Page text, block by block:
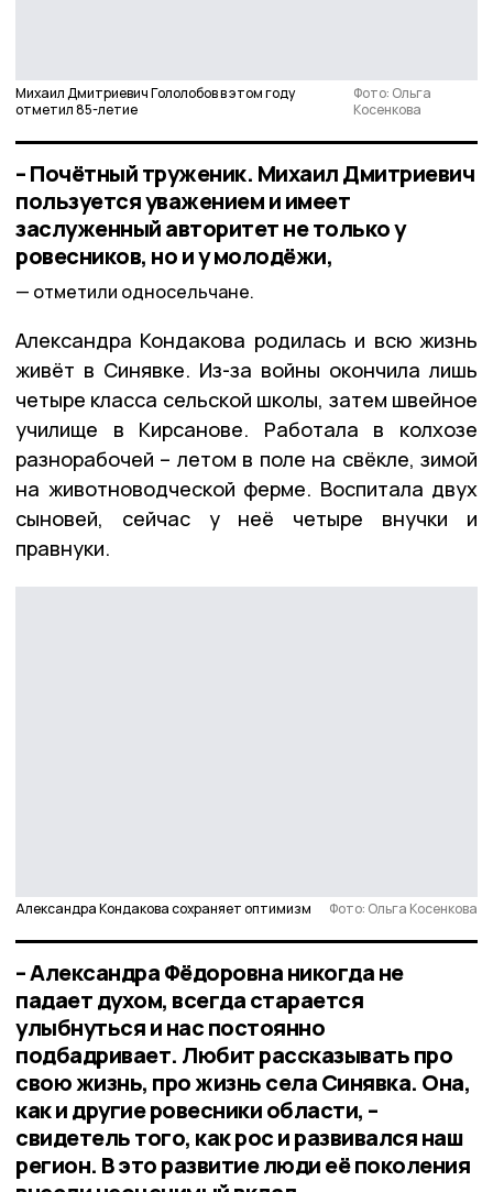
Михаил Дмитриевич Гололобов в этом году
отметил 85-летие
Фото: Ольга
Косенкова
– Почётный труженик. Михаил Дмитриевич
пользуется уважением и имеет
заслуженный авторитет не только у
ровесников, но и у молодёжи,
отметили односельчане.
Александра Кондакова родилась и всю жизнь
живёт в Синявке. Из-за войны окончила лишь
четыре класса сельской школы, затем швейное
училище в Кирсанове. Работала в колхозе
разнорабочей – летом в поле на свёкле, зимой
на животноводческой ферме. Воспитала двух
сыновей, сейчас у неё четыре внучки и
правнуки.
Александра Кондакова сохраняет оптимизм Фото: Ольга Косенкова
– Александра Фёдоровна никогда не
падает духом, всегда старается
улыбнуться и нас постоянно
подбадривает. Любит рассказывать про
свою жизнь, про жизнь села Синявка. Она,
как и другие ровесники области, –
свидетель того, как рос и развивался наш
регион. В это развитие люди её поколения